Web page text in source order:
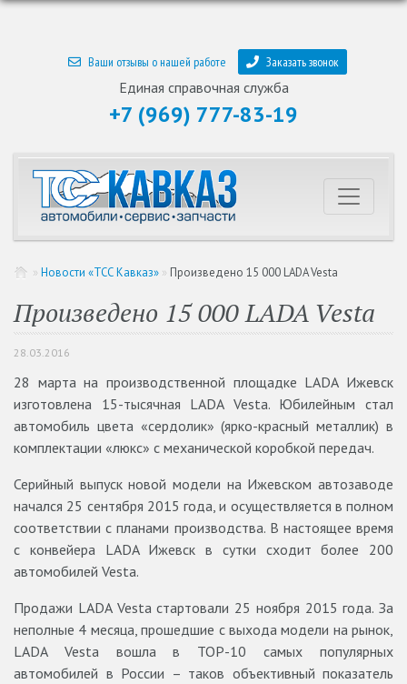
Ваши отзывы о нашей работе Заказать звонок
Единая справочная служба
+7 (969) 777-83-19
» Новости «ТСС Кавказ» » Произведено 15 000 LADA Vesta
Произведено 15 000 LADA Vesta
28.03.2016
28 марта на производственной площадке LADA Ижевск
изготовлена 15-тысячная LADA Vesta. Юбилейным стал
автомобиль цвета «сердолик» (ярко-красный металлик) в
комплектации «люкс» с механической коробкой передач.
Серийный выпуск новой модели на Ижевском автозаводе
начался 25 сентября 2015 года, и осуществляется в полном
соответствии с планами производства. В настоящее время
с конвейера LADA Ижевск в сутки сходит более 200
автомобилей Vesta.
Продажи LADA Vesta стартовали 25 ноября 2015 года. За
неполные 4 месяца, прошедшие с выхода модели на рынок,
LADA Vesta вошла в ТОР-10 самых популярных
автомобилей в России – таков объективный показатель